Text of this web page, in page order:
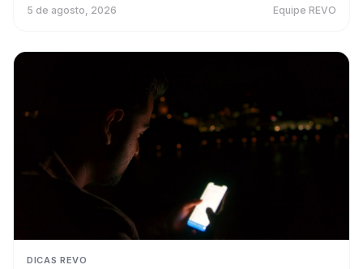
5 de agosto, 2026 Equipe REVO
DICAS REVO